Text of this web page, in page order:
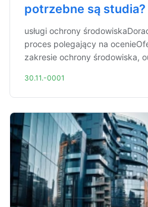
potrzebne są studia?
usługi ochrony
proces polegający na
zakresie ochrony środowiska,
30.11.-0001